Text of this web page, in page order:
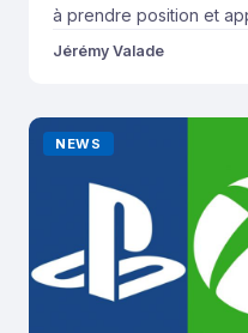
à prendre position et
Beaucoup ont réagi
firme japonaise… C’est
Jérémy Valade
NEWS